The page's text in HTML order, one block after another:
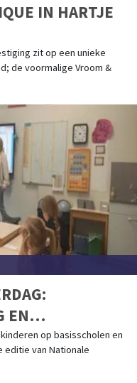
IN HARTJE
zit op een unieke
de voormalige Vroom &
EN
EN DE
kinderen op basisscholen en
editie van Nationale